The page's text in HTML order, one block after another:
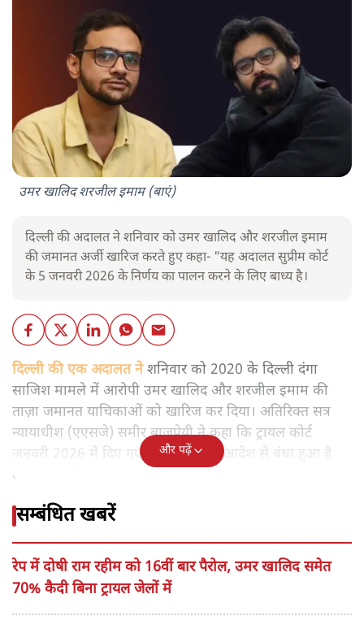
उमर खालिद शरजील इमाम (बाएं)
दिल्ली की अदालत ने शनिवार को उमर खालिद और शरजील इमाम
की जमानत अर्जी खारिज करते हुए कहा- "यह अदालत सुप्रीम कोर्ट
के 5 जनवरी 2026 के निर्णय का पालन करने के लिए बाध्य है।
दिल्ली की एक अदालत नेशनिवार को 2020 के दिल्ली दंगा
साजिश मामले में आरोपी उमर खालिद और शरजील इमाम की
ताज़ा जमानत याचिकाओं को खारिज कर दिया। अतिरिक्त सत्र
न्यायाधीश (एएसजे) समीर बाजपेयी ने कहा कि ट्रायल कोर्ट
जनवरी 2026 में दिए गए सुप्रीम कोर्ट के आदेश से बंधा हुआ है
और उसके विपरीत कोई राहत नहीं दे सकता।
और पढ़ें
सम्बंधित खबरें
रेप में दोषी राम रहीम को 16वीं बार पैरोल, उमर खालिद समेत
70% कैदी बिना ट्रायल जेलों में